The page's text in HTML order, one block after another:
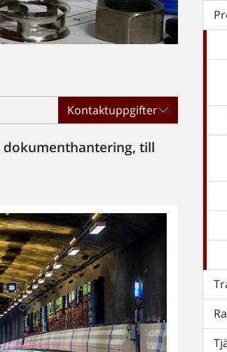
Kontaktuppgifter
till